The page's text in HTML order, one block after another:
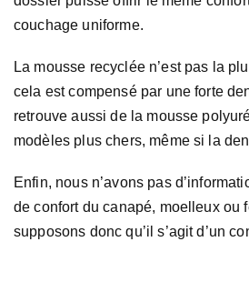
couchage uniforme.
La mousse recyclée n’est pas la
cela est compensé par une forte
retrouve aussi de la mousse
modèles plus chers, même si la
Enfin, nous n’avons pas
de confort du canapé, moelleux ou
supposons donc qu’il s’agit d’un